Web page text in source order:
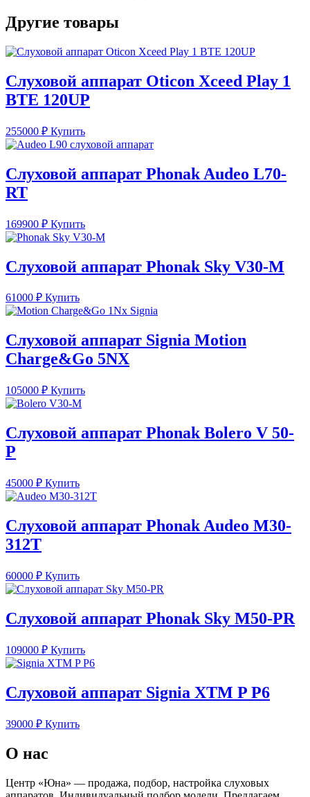
Другие товары
Слуховой аппарат Oticon Xceed Play 1
BTE 120UP
255000 ₽ Купить
Слуховой аппарат Phonak Audeo L70-
RT
169900 ₽ Купить
Слуховой аппарат Phonak Sky V30-M
61000 ₽ Купить
Слуховой аппарат Signia Motion
Charge&Go 5NX
105000 ₽ Купить
Слуховой аппарат Phonak Bolero V 50-
P
45000 ₽ Купить
Слуховой аппарат Phonak Audeo M30-
312T
60000 ₽ Купить
Слуховой аппарат Phonak Sky M50-PR
109000 ₽ Купить
Слуховой аппарат Signia XTM P P6
39000 ₽ Купить
О нас
Центр «Юна» — продажа, подбор, настройка слуховых